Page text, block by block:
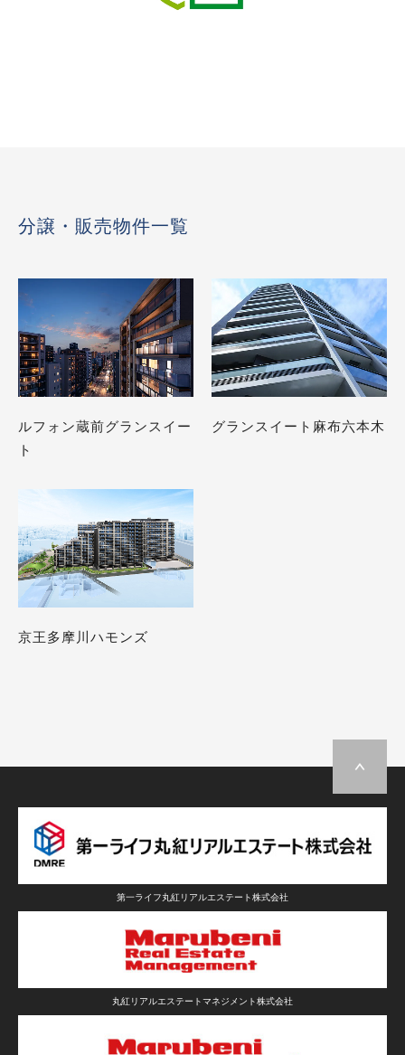
分譲・販売物件一覧
ルフォン蔵前グランスイー
ト
グランスイート麻布六本木
京王多摩川ハモンズ
第一ライフ丸紅リアルエステート株式会社
丸紅リアルエステートマネジメント株式会社